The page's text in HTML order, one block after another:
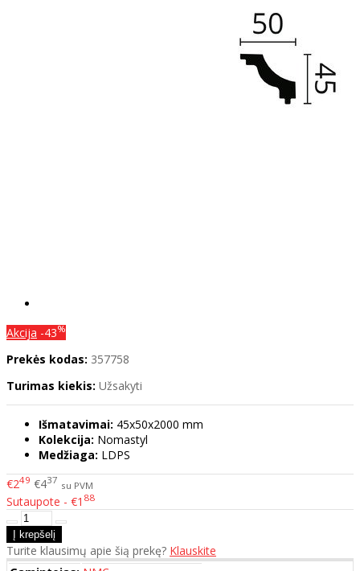
Akcija -43%
Prekės kodas: 357758
Turimas kiekis: Užsakyti
Išmatavimai: 45x50x2000 mm
Kolekcija: Nomastyl
Medžiaga: LDPS
€249 €437 su PVM
Sutaupote - €1 88
Turite klausimų apie šią prekę? Klauskite